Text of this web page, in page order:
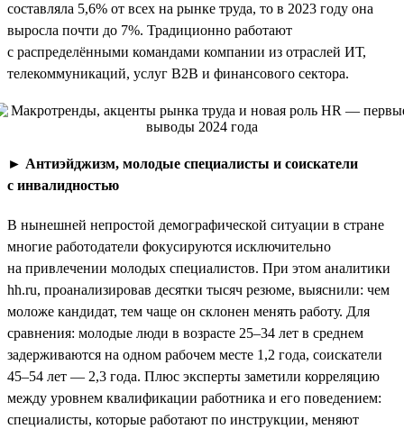
составляла 5,6% от всех на рынке труда, то в 2023 году она
выросла почти до 7%. Традиционно работают
с распределёнными командами компании из отраслей ИТ,
телекоммуникаций, услуг B2B и финансового сектора.
► Антиэйджизм, молодые специалисты и соискатели
с инвалидностью
В нынешней непростой демографической ситуации в стране
многие работодатели фокусируются исключительно
на привлечении молодых специалистов. При этом аналитики
hh.ru, проанализировав десятки тысяч резюме, выяснили: чем
моложе кандидат, тем чаще он склонен менять работу. Для
сравнения: молодые люди в возрасте 25–34 лет в среднем
задерживаются на одном рабочем месте 1,2 года, соискатели
45–54 лет — 2,3 года. Плюс эксперты заметили корреляцию
между уровнем квалификации работника и его поведением:
специалисты, которые работают по инструкции, меняют